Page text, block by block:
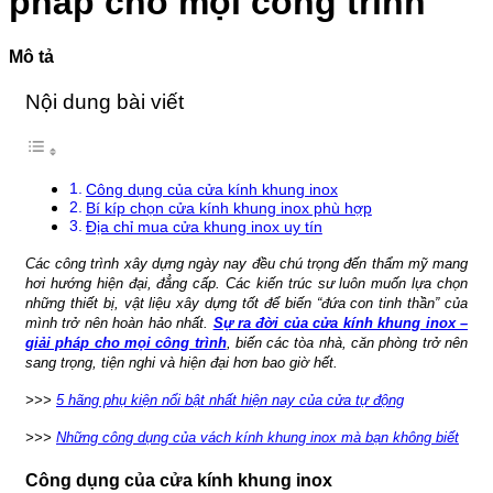
VIỆN
minh
Phổ
Mô tả
Nội dung bài viết
Công dụng của cửa kính khung inox
Bí kíp chọn cửa kính khung inox phù hợp
Địa chỉ mua cửa khung inox uy tín
Các công trình xây dựng ngày nay đều chú trọng đến thẩm mỹ mang
hơi hướng hiện đại, đẳng cấp. Các kiến trúc sư luôn muốn lựa chọn
những thiết bị, vật liệu xây dựng tốt để biến “đứa con tinh thần” của
mình trở nên hoàn hảo nhất. Sự ra đời của cửa kính khung inox –
giải pháp cho mọi công trình, biến các tòa nhà, căn phòng trở nên
sang trọng, tiện nghi và hiện đại hơn bao giờ hết.
>>> 5 hãng phụ kiện nổi bật nhất hiện nay của cửa tự động
>>> Những công dụng của vách kính khung inox mà bạn không biết
Công dụng của cửa kính khung inox